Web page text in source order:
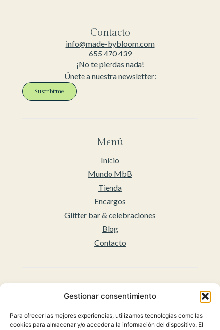
Gestionar consentimiento
Para ofrecer las mejores experiencias, utilizamos tecnologías como las
cookies para almacenar y/o acceder a la información del dispositivo. El
Contacto
info@made-bybloom.com
655 470 439
¡No te pierdas nada!
Únete a nuestra newsletter:
Suscribirme
Menú
Inicio
Mundo MbB
Tienda
Encargos
Glitter bar & celebraciones
Blog
Contacto
Accesibilidad